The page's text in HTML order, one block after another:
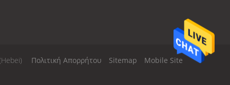
Πολιτική Απορρήτου Sitemap Mobile Site